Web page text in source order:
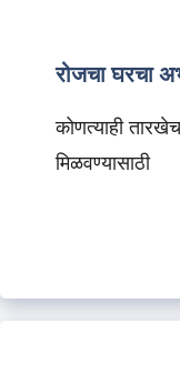
रोजचा घरचा
कोणत्याही
मिळवण्यासाठी